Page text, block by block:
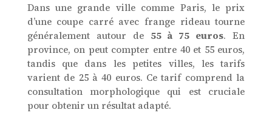
Dans une grande ville comme Paris, le prix
d’une coupe carré avec frange rideau tourne
généralement autour de 55 à 75 euros. En
province, on peut compter entre 40 et 55 euros,
tandis que dans les petites villes, les tarifs
varient de 25 à 40 euros. Ce tarif comprend la
consultation morphologique qui est cruciale
pour obtenir un résultat adapté.